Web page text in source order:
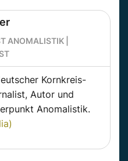
ANOMALISTIK |
Kornkreis-
Autor und
Anomalistik.